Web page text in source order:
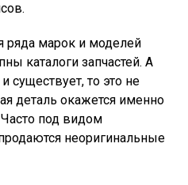
ряда марок и моделей
каталоги запчастей. А
существует, то это не
деталь окажется именно
под видом
неоригинальные